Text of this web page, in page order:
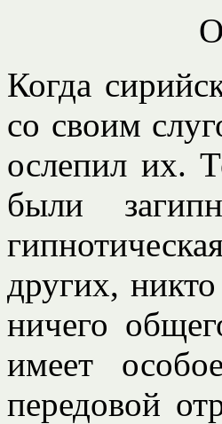
Когда
со своим
ослепил их.
были
других,
ничего
имеет
передовой